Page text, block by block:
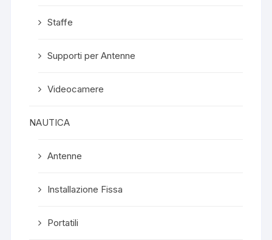
Staffe
Supporti per Antenne
Videocamere
NAUTICA
Antenne
Installazione Fissa
Portatili